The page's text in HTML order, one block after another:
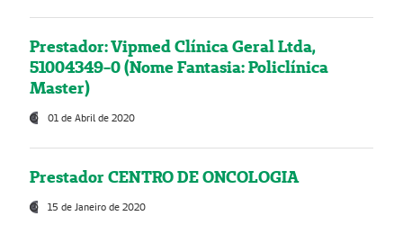
Prestador: Vipmed Clínica Geral Ltda,
51004349-0 (Nome Fantasia: Policlínica
Master)
01 de Abril de 2020
Prestador CENTRO DE ONCOLOGIA
15 de Janeiro de 2020